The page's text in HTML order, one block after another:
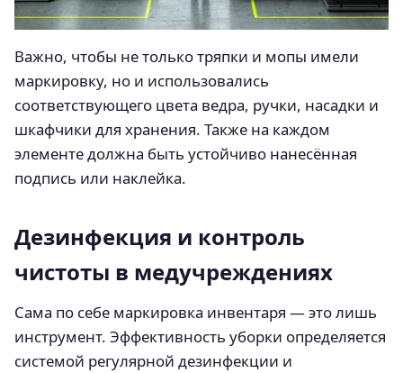
Важно, чтобы не только тряпки и мопы имели
маркировку, но и использовались
соответствующего цвета ведра, ручки, насадки и
шкафчики для хранения. Также на каждом
элементе должна быть устойчиво нанесённая
подпись или наклейка.
Дезинфекция и контроль
чистоты в медучреждениях
Сама по себе маркировка инвентаря — это лишь
инструмент. Эффективность уборки определяется
системой регулярной дезинфекции и